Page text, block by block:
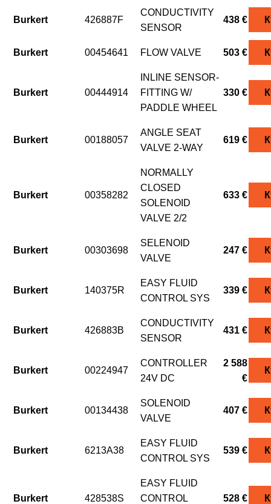
Burkert 426887F
CONDUCTIVITY
SENSOR
438 €
Burkert 00454641 FLOW VALVE 503 €
Burkert 00444914
INLINE SENSOR-
FITTING W/
PADDLE WHEEL
330 €
Burkert 00188057
ANGLE SEAT
VALVE 2-WAY
619 €
Burkert 00358282
NORMALLY
CLOSED
SOLENOID
VALVE 2/2
633 €
Burkert 00303698
SELENOID
VALVE
247 €
Burkert 140375R
EASY FLUID
CONTROL SYS
339 €
Burkert 426883B
CONDUCTIVITY
SENSOR
431 €
Burkert 00224947
CONTROLLER
24V DC
2 588
€
Burkert 00134438
SOLENOID
VALVE
407 €
Burkert 6213A38
EASY FLUID
CONTROL SYS
539 €
Burkert 428538S
EASY FLUID
CONTROL
528 €